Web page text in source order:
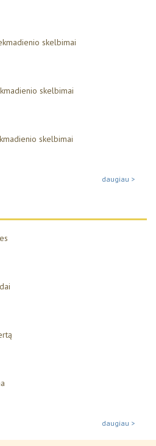
skelbimai
skelbimai
skelbimai
daugiau >
daugiau >